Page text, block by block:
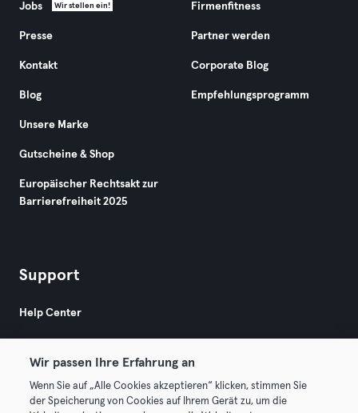
Jobs Wir stellen ein!
Presse
Kontakt
Blog
Unsere Marke
Gutscheine & Shop
Europäischer Rechtsakt zur
Barrierefreiheit 2025
Firmenfitness
Partner werden
Corporate Blog
Empfehlungsprogramm
Support
Help Center
Wir passen Ihre Erfahrung an
Wenn Sie auf „Alle Cookies akzeptieren“ klicken, stimmen Sie
der Speicherung von Cookies auf Ihrem Gerät zu, um die